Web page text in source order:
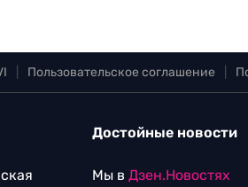
Пользовательское соглашение
Достойные новости
Мы в Дзен.Новостях